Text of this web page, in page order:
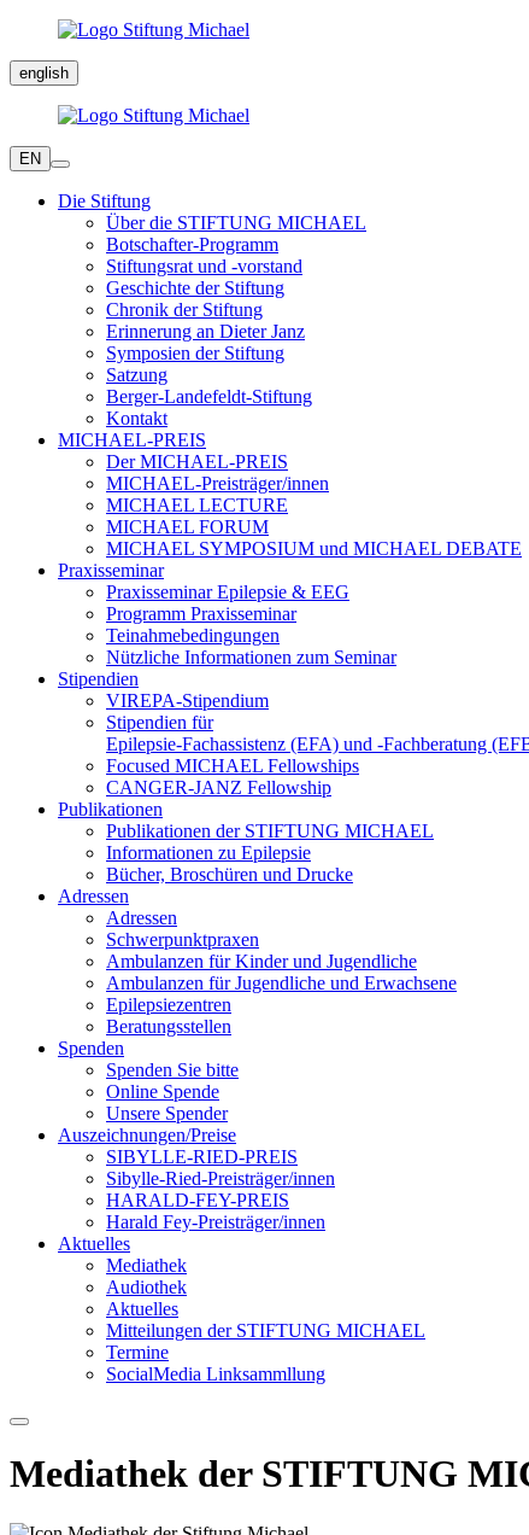
english
EN
Die Stiftung
Über die STIFTUNG MICHAEL
Botschafter-Programm
Stiftungsrat und -vorstand
Geschichte der Stiftung
Chronik der Stiftung
Erinnerung an Dieter Janz
Symposien der Stiftung
Satzung
Berger-Landefeldt-Stiftung
Kontakt
MICHAEL-PREIS
Der MICHAEL-PREIS
MICHAEL-Preisträger/innen
MICHAEL LECTURE
MICHAEL FORUM
MICHAEL SYMPOSIUM und MICHAEL DEBATE
Praxisseminar
Praxisseminar Epilepsie & EEG
Programm Praxisseminar
Teinahmebedingungen
Nützliche Informationen zum Seminar
Stipendien
VIREPA-Stipendium
Stipendien für
Epilepsie-Fachassistenz (EFA) und -Fachberatung
Focused MICHAEL Fellowships
CANGER-JANZ Fellowship
Publikationen
Publikationen der STIFTUNG MICHAEL
Informationen zu Epilepsie
Bücher, Broschüren und Drucke
Adressen
Adressen
Schwerpunktpraxen
Ambulanzen für Kinder und Jugendliche
Ambulanzen für Jugendliche und Erwachsene
Epilepsiezentren
Beratungsstellen
Spenden
Spenden Sie bitte
Online Spende
Unsere Spender
Auszeichnungen/Preise
SIBYLLE-RIED-PREIS
Sibylle-Ried-Preisträger/innen
HARALD-FEY-PREIS
Harald Fey-Preisträger/innen
Aktuelles
Mediathek
Audiothek
Aktuelles
Mitteilungen der STIFTUNG MICHAEL
Termine
SocialMedia Linksammllung
Mediathek der STIFTUNG